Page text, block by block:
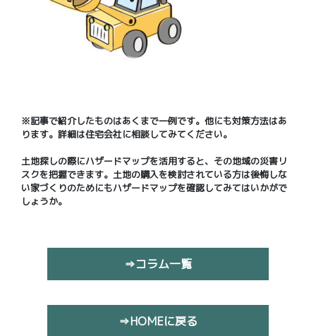
※記事で紹介したものはあくまで一例です。他にも対策方法はあ
ります。詳細は住宅会社に相談してみてください。
土地探しの際にハザードマップを活用すると、その地域の災害リ
スクを把握できます。土地の購入を検討されている方は後悔しな
い家づくりのためにもハザードマップを確認してみてはいかがで
しょうか。
⇒コラム一覧
⇒HOMEに戻る